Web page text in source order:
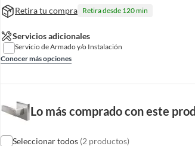
Retira tu compra Retira desde 120 min
Servicios adicionales
Servicio de Armado y/o Instalación
Conocer más opciones
Lo más comprado con este
Seleccionar todos (2 productos)